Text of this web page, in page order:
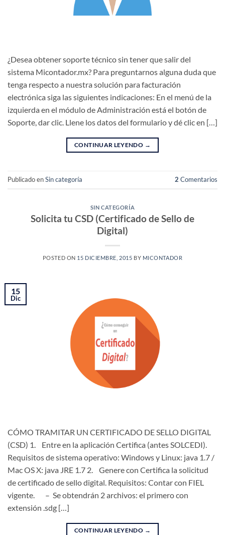
¿Desea obtener soporte técnico sin tener que salir del
sistema Micontador.mx? Para preguntarnos alguna duda que
tenga respecto a nuestra solución para facturación
electrónica siga las siguientes indicaciones: En el menú de la
izquierda en el módulo de Administración está el botón de
Soporte, dar clic. Llene los datos del formulario y dé clic en […]
CONTINUAR LEYENDO →
Publicado enSin categoría 2 Comentarios
SIN CATEGORÍA
Solicita tu CSD (Certificado de Sello de
Digital)
POSTED ON 15 DICIEMBRE, 2015 BY MICONTADOR
15
Dic
CÓMO TRAMITAR UN CERTIFICADO DE SELLO DIGITAL
(CSD) 1. Entre en la aplicación Certifica (antes SOLCEDI).
Requisitos de sistema operativo: Windows y Linux: java 1.7 /
Mac OS X: java JRE 1.7 2. Genere con Certifica la solicitud
de certificado de sello digital. Requisitos: Contar con FIEL
vigente. – Se obtendrán 2 archivos: el primero con
extensión .sdg […]
CONTINUAR LEYENDO →